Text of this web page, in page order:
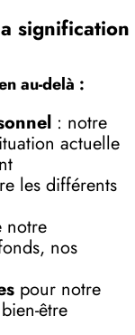
signification
au-delà :
: notre
actuelle
les différents
nos
pour notre
être